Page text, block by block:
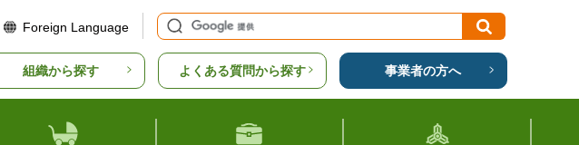
Foreign Language
組織から探す よくある質問から探す 事業者の方へ